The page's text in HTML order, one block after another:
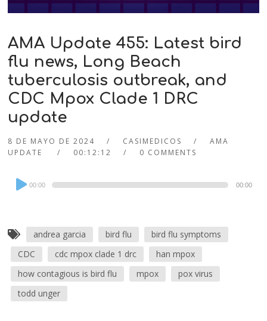
AMA Update 455: Latest bird
flu news, Long Beach
tuberculosis outbreak, and
CDC Mpox Clade 1 DRC
update
8 DE MAYO DE 2024 CASIMEDICOS
AMA
UPDATE
00:12:12 0 COMMENTS
Audio
Player
00:00 00:00
andrea garcia bird flu
bird flu symptoms
CDC
cdc mpox clade 1 drc
han mpox
how contagious is bird flu
mpox
pox virus
todd unger